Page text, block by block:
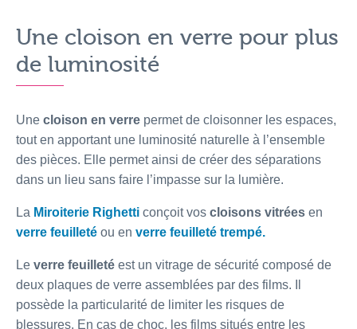
Une cloison en verre pour plus
de luminosité
Une cloison en verre permet de cloisonner les espaces,
tout en apportant une luminosité naturelle à l’ensemble
des pièces. Elle permet ainsi de créer des séparations
dans un lieu sans faire l’impasse sur la lumière.
La Miroiterie Righetti conçoit vos cloisons vitrées en
verre feuilleté ou en verre feuilleté trempé.
Le verre feuilleté est un vitrage de sécurité composé de
deux plaques de verre assemblées par des films. Il
possède la particularité de limiter les risques de
blessures. En cas de choc, les films situés entre les